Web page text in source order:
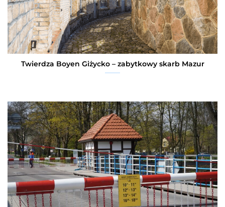
Twierdza Boyen Giżycko – zabytkowy skarb Mazur